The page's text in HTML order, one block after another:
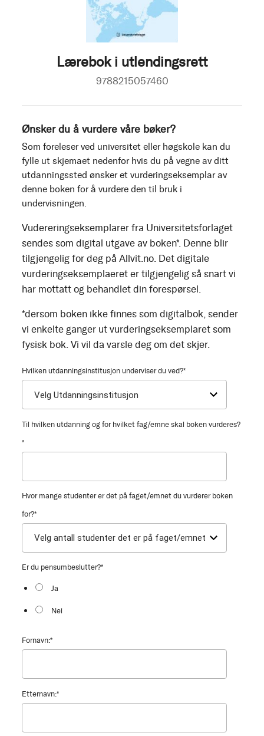
Lærebok i utlendingsrett
9788215057460
Ønsker du å vurdere våre bøker?
Som foreleser ved universitet eller høgskole kan du
fylle ut skjemaet nedenfor hvis du på vegne av ditt
utdanningssted ønsker et vurderingseksemplar av
denne boken for å vurdere den til bruk i
undervisningen.
Vudereringseksemplarer fra Universitetsforlaget
sendes som digital utgave av boken*. Denne blir
tilgjengelig for deg på Allvit.no. Det digitale
vurderingseksemplaeret er tilgjengelig så snart vi
har mottatt og behandlet din forespørsel.
*dersom boken ikke finnes som digitalbok, sender
vi enkelte ganger ut vurderingseksemplaret som
fysisk bok. Vi vil da varsle deg om det skjer.
Hvilken utdanningsinstitusjon underviser du ved?*
Til hvilken utdanning og for hvilket fag/emne skal boken vurderes?
*
Hvor mange studenter er det på faget/emnet du vurderer boken
for?*
Er du pensumbeslutter?*
Ja
Nei
Fornavn:*
Etternavn:*